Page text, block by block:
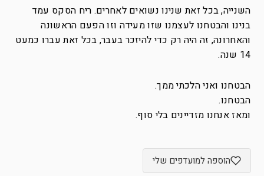
השנייה, בכל זאת שנינו נשואים לאחרים. ריח הסקס עמד
בנינו והבטחנו לעצמנו שזו מעידה וזו הפעם הראשונה
והאחרונה, זה היה רק כדי להיזכר בעבר, בכל זאת עברו כמעט
14 שנה.
הבטחנו ואני הלכתי ממך.
הבטחנו.
ומאז אנחנו מזדיינים בלי סוף.
הוספה למועדפים שלי